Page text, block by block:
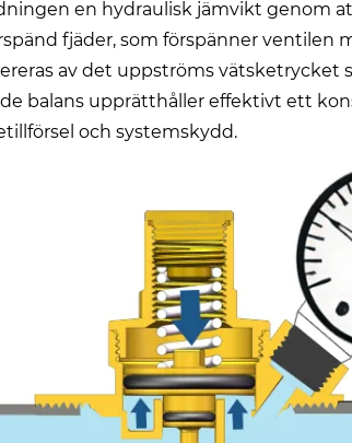
en hydraulisk jämvikt genom
fjäder, som förspänner
av det uppströms vätsketrycket
balans upprätthåller effektivt ett
och systemskydd.